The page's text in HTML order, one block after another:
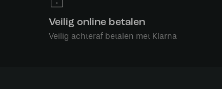
Veilig online betalen
Veilig achteraf betalen met Klarna